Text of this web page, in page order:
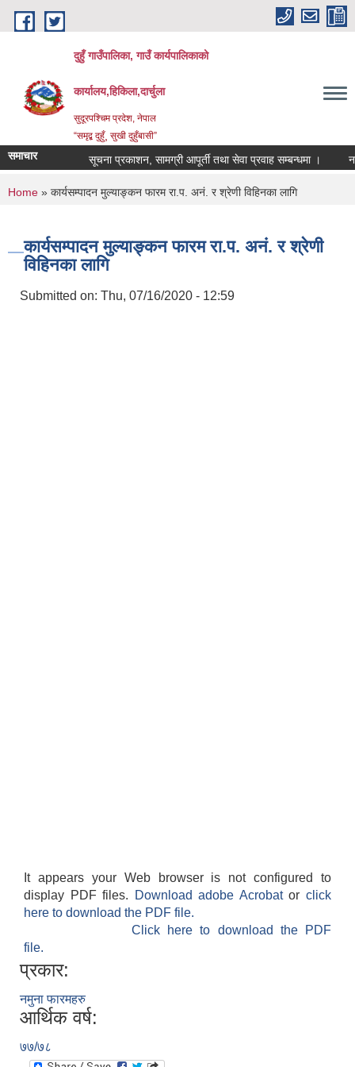
Skip to main content
दुहुँ गाउँपालिका, गाउँ कार्यपालिकाको
कार्यालय,हिकिला,दार्चुला
सुदूरपश्चिम प्रदेश, नेपाल
“समृद्ब दुहुँ¸ सुखी दुहुँबासी”
समाचार सूचना प्रकाशन, सामग्री आपूर्ती तथा सेवा प्रवाह सम्बन्धमा । नयाँ
You are here
Home » कार्यसम्पादन मुल्याङ्कन फारम रा.प. अनं. र श्रेणी विहिनका लागि
कार्यसम्पादन मुल्याङ्कन फारम रा.प. अनं. र श्रेणी
विहिनका लागि
Submitted on: Thu, 07/16/2020 - 12:59
It appears your Web browser is not configured to
display PDF files.
Download adobe Acrobatorclick
here to download the PDF file.
Click here to download the PDF
file.
प्रकार:
नमुना फारमहरु
आर्थिक वर्ष:
७७/७८